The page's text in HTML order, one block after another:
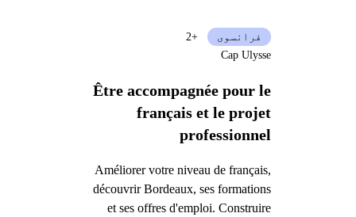
Être accompagnée pour le
français et le projet
professionnel
Améliorer votre niveau de français,
découvrir Bordeaux, ses formations
et ses offres d'emploi. Construire
فرانسوی
+2
Cap Ulysse